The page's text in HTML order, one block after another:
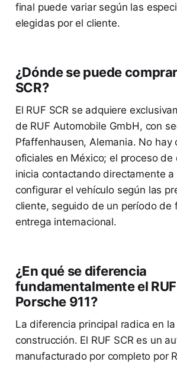
final puede variar según las
elegidas por el cliente.
¿Dónde se puede
SCR?
El RUF SCR se adquiere
de RUF Automobile GmbH, con
Pfaffenhausen, Alemania. No hay
oficiales en México; el proceso de
inicia contactando directamente
configurar el vehículo según las
cliente, seguido de un período de
entrega internacional.
¿En qué se diferencia
fundamentalmente el
Porsche 911?
La diferencia principal radica en
construcción. El RUF SCR es un
manufacturado por completo por